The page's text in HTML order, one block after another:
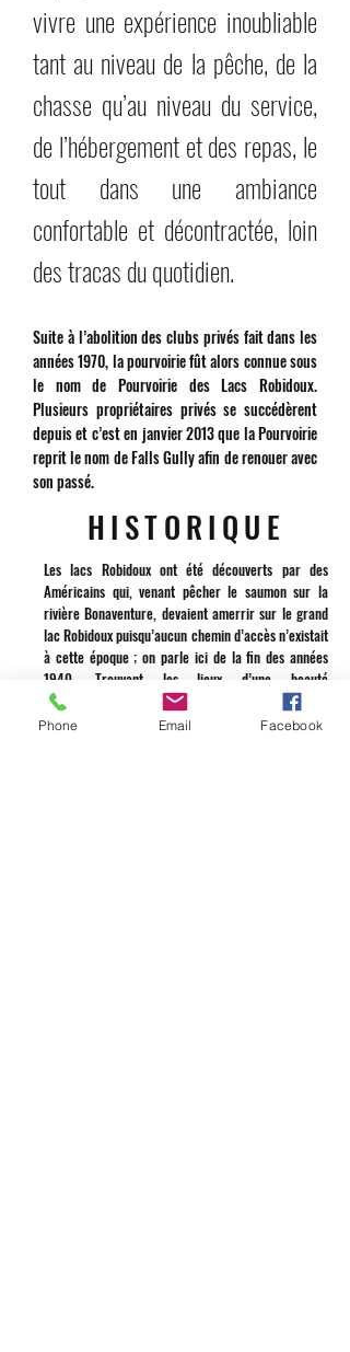
vivre une expérience inoubliable
tant au niveau de la pêche, de la
chasse qu’au niveau du service,
de l’hébergement et des repas, le
tout dans une ambiance
confortable et décontractée, loin
des tracas du quotidien.
Suite à l’abolition des clubs privés fait dans les
années 1970, la pourvoirie fût alors connue sous
le nom de Pourvoirie des Lacs Robidoux.
Plusieurs propriétaires privés se succédèrent
depuis et c’est en janvier 2013 que la Pourvoirie
reprit le nom de Falls Gully afin de renouer avec
son passé.
HISTORIQUE
Les lacs Robidoux ont été découverts par des
Américains qui, venant pêcher le saumon sur la
rivière Bonaventure, devaient amerrir sur le grand
lac Robidoux puisqu’aucun chemin d’accès n’existait
à cette époque ; on parle ici de la fin des années
1940. Trouvant les lieux d’une beauté
extraordinaire, ils décidèrent lors de leur prochaine
visite de pêcher également sur les lacs en plus de
Phone Email Facebook